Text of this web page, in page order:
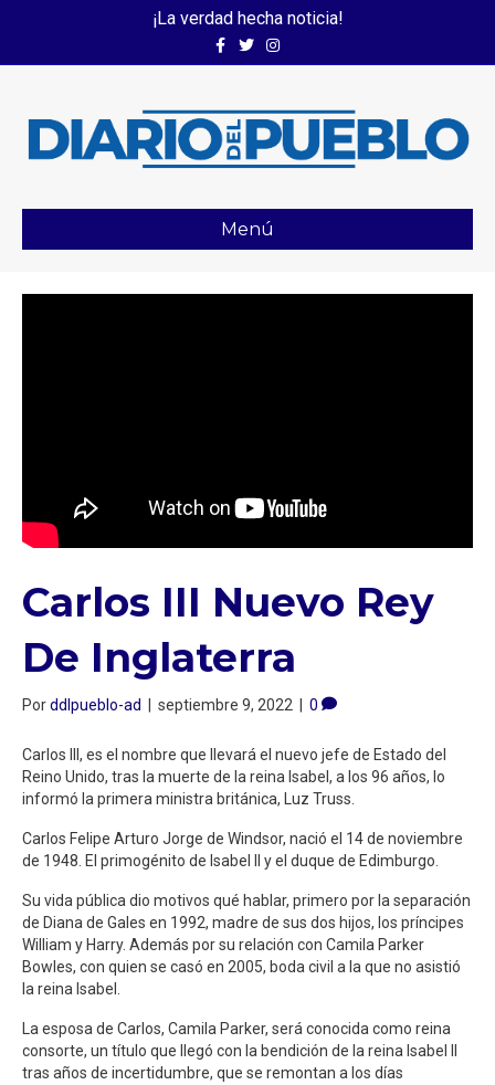
¡La verdad hecha noticia!
FacebookTwitterInstagram
Menú
Carlos III Nuevo Rey
De Inglaterra
Porddlpueblo-ad septiembre 9, 2022 0
Carlos III, es el nombre que llevará el nuevo jefe de Estado del
Reino Unido, tras la muerte de la reina Isabel, a los 96 años, lo
informó la primera ministra británica, Luz Truss.
Carlos Felipe Arturo Jorge de Windsor, nació el 14 de noviembre
de 1948. El primogénito de Isabel II y el duque de Edimburgo.
Su vida pública dio motivos qué hablar, primero por la separación
de Diana de Gales en 1992, madre de sus dos hijos, los príncipes
William y Harry. Además por su relación con Camila Parker
Bowles, con quien se casó en 2005, boda civil a la que no asistió
la reina Isabel.
La esposa de Carlos, Camila Parker, será conocida como reina
consorte, un título que llegó con la bendición de la reina Isabel II
tras años de incertidumbre, que se remontan a los días